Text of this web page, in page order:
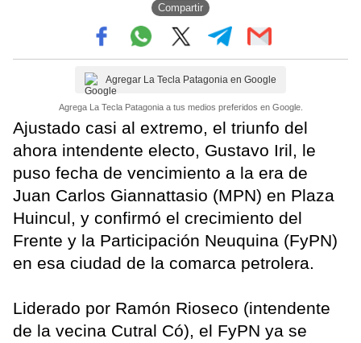
Compartir
Agregar La Tecla Patagonia en Google
Agrega La Tecla Patagonia a tus medios preferidos en Google.
Ajustado casi al extremo, el triunfo del
ahora intendente electo, Gustavo Iril, le
puso fecha de vencimiento a la era de
Juan Carlos Giannattasio (MPN) en Plaza
Huincul, y confirmó el crecimiento del
Frente y la Participación Neuquina (FyPN)
en esa ciudad de la comarca petrolera.
Liderado por Ramón Rioseco (intendente
de la vecina Cutral Có), el FyPN ya se